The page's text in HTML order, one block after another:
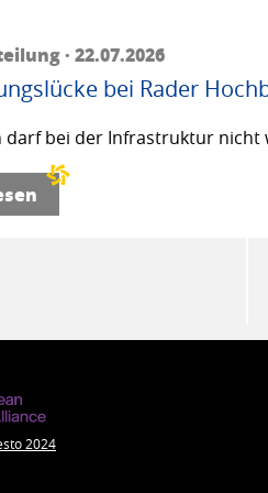
· 22.07.2026
bei Rader
darf bei der Infrastruktur nicht
von A bis Z
2024